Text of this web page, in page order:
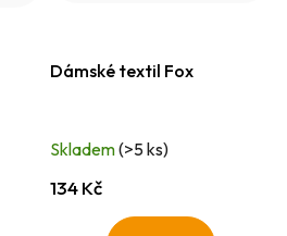
Dámské textil Fox
Skladem(>5 ks)
134 Kč